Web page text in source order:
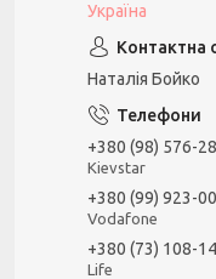
Україна
Наталія Бойко
+380 (98) 576-
Kievstar
+380 (99) 923-
Vodafone
+380 (73) 108-
Life